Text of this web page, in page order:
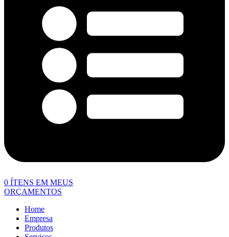
0 ÍTENS EM MEUS
ORÇAMENTOS
Home
Empresa
Produtos